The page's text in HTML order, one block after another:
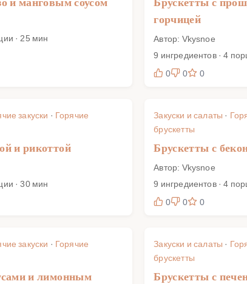
· 25 мин
горчицей
Автор: Vkysnoe
9 ингредиентов · 4
0
0 0
закуски · Горячие
и рикоттой
· 30 мин
Закуски и салаты ·
брускетты
Брускетты с
Автор: Vkysnoe
9 ингредиентов · 4
0
0 0
закуски · Горячие
и лимонным
Закуски и салаты ·
брускетты
Брускетты с